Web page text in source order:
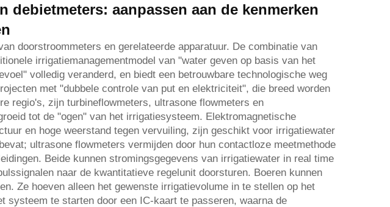
debietmeters: aanpassen aan de kenmerken
doorstroommeters en gerelateerde apparatuur. De combinatie van
irrigatiemanagementmodel van "water geven op basis van het
volledig veranderd, en biedt een betrouwbare technologische weg
met "dubbele controle van put en elektriciteit", die breed worden
regio's, zijn turbineflowmeters, ultrasone flowmeters en
tot de "ogen" van het irrigatiesysteem. Elektromagnetische
en hoge weerstand tegen vervuiling, zijn geschikt voor irrigatiewater
ultrasone flowmeters vermijden door hun contactloze meetmethode
Beide kunnen stromingsgegevens van irrigatiewater in real time
naar de kwantitatieve regelunit doorsturen. Boeren kunnen
Ze hoeven alleen het gewenste irrigatievolume in te stellen op het
systeem te starten door een IC-kaart te passeren, waarna de